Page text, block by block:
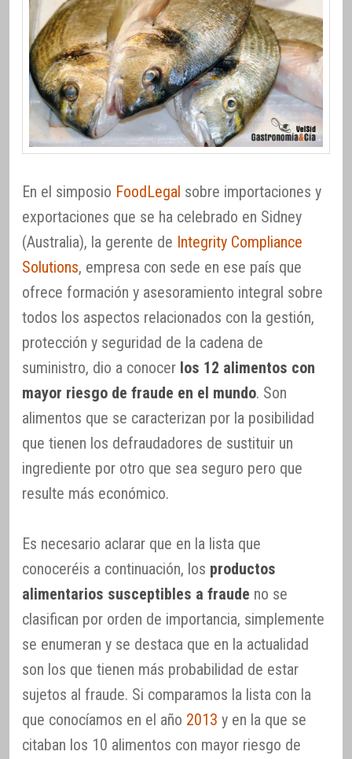
En el simposio FoodLegal sobre importaciones y
exportaciones que se ha celebrado en Sidney
(Australia), la gerente de Integrity Compliance
Solutions, empresa con sede en ese país que
ofrece formación y asesoramiento integral sobre
todos los aspectos relacionados con la gestión,
protección y seguridad de la cadena de
suministro, dio a conocer los 12 alimentos con
mayor riesgo de fraude en el mundo. Son
alimentos que se caracterizan por la posibilidad
que tienen los defraudadores de sustituir un
ingrediente por otro que sea seguro pero que
resulte más económico.
Es necesario aclarar que en la lista que
conoceréis a continuación, los productos
alimentarios susceptibles a fraude no se
clasifican por orden de importancia, simplemente
se enumeran y se destaca que en la actualidad
son los que tienen más probabilidad de estar
sujetos al fraude. Si comparamos la lista con la
que conocíamos en el año 2013 y en la que se
citaban los 10 alimentos con mayor riesgo de